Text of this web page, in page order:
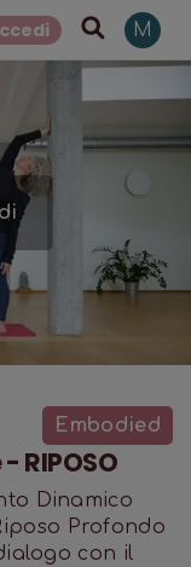
M
Embodied
RIPOSO
Dinamico
Profondo
con il